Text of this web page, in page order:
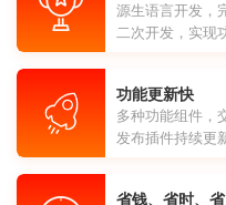
源生语言开发，
二次开发，实现
功能更新快
多种功能组件，
发布插件持续更
省钱、省时、